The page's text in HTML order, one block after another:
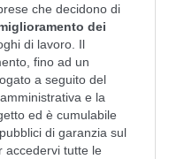
che decidono di
dei
di lavoro. Il
fino ad un
a seguito del
e la
ed è cumulabile
di garanzia sul
accedervi tutte le